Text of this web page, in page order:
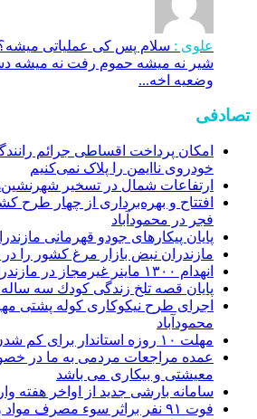
علوی : سلام پس کی عملیاتی
شیر نه میشه حموم رفت نه میشه
وضعیه اخه...
تصادفی
امکان پرداخت اقساطی جرائم
خودروی ناایمن را پلاک نمی‌کنیم
ارتفاعات شمال در تسخیر
افتتاح و بهره‌برداری از چهار طرح
فجر در محمودآباد
پایان پیکارهای جودو قهرمانی
مازندران نبض بازار مرغ کشور را
انهدام ۱۳۰۰ ماینر غیرمجاز در مازندران
پایان قصه تلخ زندگی كودك سه ساله
اجرای طرح نیکوکاری کوله پشتی
محمودآباد
مهلت ۱۰ روزه استاندار برای کم شدن صف‌های نانوایی‌ها
عمده مراجعات مردمی به ما در
معیشتی و بیکاری می باشد
سامانه بارشی جدید از اواخر هفته
فوت ۹۱ نفر براثر سوء مصرف